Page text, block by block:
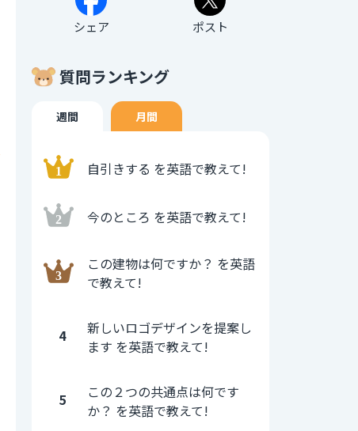
シェア ポスト
質問ランキング
週間 月間
自引きする を英語で教えて!
今のところ を英語で教えて!
この建物は何ですか？ を英語
で教えて!
4
新しいロゴデザインを提案し
ます を英語で教えて!
5
この２つの共通点は何です
か？ を英語で教えて!